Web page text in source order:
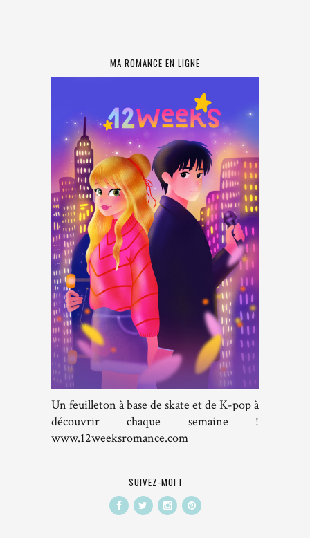
MA ROMANCE EN LIGNE
Un feuilleton à base de skate et de K-pop à
découvrir chaque semaine !
www.12weeksromance.com
SUIVEZ-MOI !